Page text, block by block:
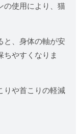
の使用により、猫
と、身体の軸が安
ちやすくなりま
りや首こりの軽減